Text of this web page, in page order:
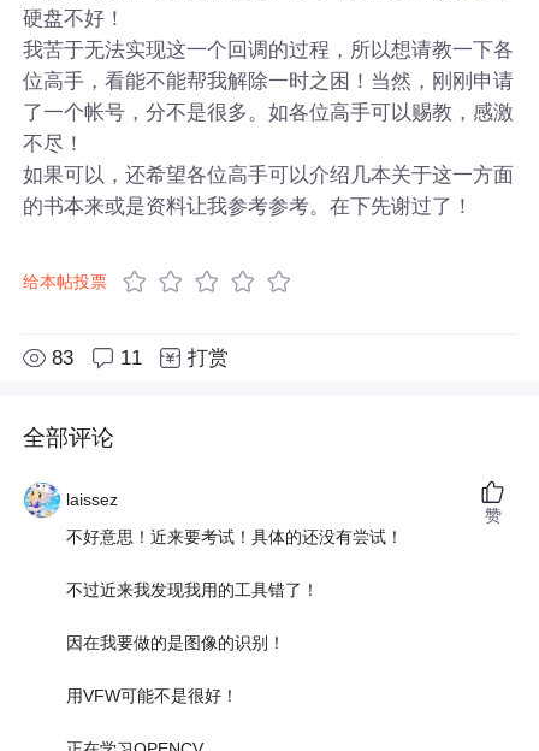
硬盘不好！
我苦于无法实现这一个回调的过程，所以想请教一下各
位高手，看能不能帮我解除一时之困！当然，刚刚申请
了一个帐号，分不是很多。如各位高手可以赐教，感激
不尽！
如果可以，还希望各位高手可以介绍几本关于这一方面
的书本来或是资料让我参考参考。在下先谢过了！
给本帖投票
83 11 打赏
全部评论
laissez
不好意思！近来要考试！具体的还没有尝试！
不过近来我发现我用的工具错了！
因在我要做的是图像的识别！
用VFW可能不是很好！
赞